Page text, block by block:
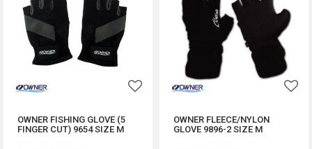
OWNER FISHING GLOVE (5
FINGER CUT) 9654 SIZE M
OWNER FLEECE/NYLON
GLOVE 9896-2 SIZE M